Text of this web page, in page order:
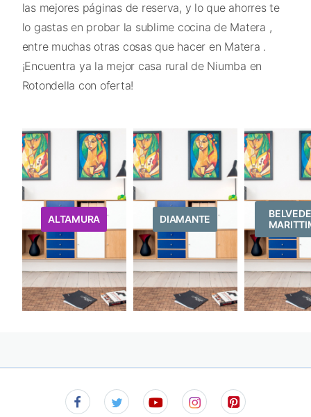
las mejores páginas de reserva, y lo que ahorres te
lo gastas en probar la sublime cocina de Matera ,
entre muchas otras cosas que hacer en Matera .
¡Encuentra ya la mejor casa rural de Niumba en
Rotondella con oferta!
ALTAMURA DIAMANTE